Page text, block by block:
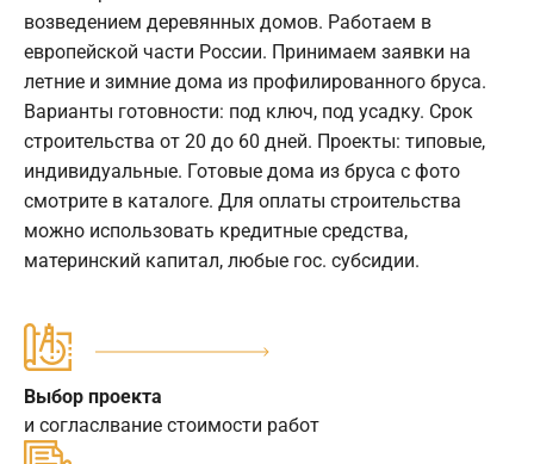
возведением деревянных домов. Работаем в
европейской части России. Принимаем заявки на
летние и зимние дома из профилированного бруса.
Варианты готовности: под ключ, под усадку. Срок
строительства от 20 до 60 дней. Проекты: типовые,
индивидуальные. Готовые дома из бруса с фото
смотрите в каталоге. Для оплаты строительства
можно использовать кредитные средства,
материнский капитал, любые гос. субсидии.
Выбор проекта
и согласлвание стоимости работ